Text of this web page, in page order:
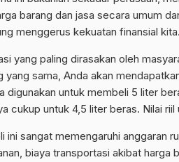
barang dan jasa secara umum
menggerus kekuatan finansial kita.
yang paling dirasakan oleh
yang sama, Anda akan
digunakan untuk membeli 5 liter
cukup untuk 4,5 liter beras. Nilai riil
ini sangat memengaruhi anggaran
biaya transportasi akibat harga